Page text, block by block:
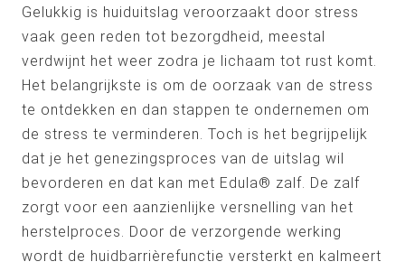
Gelukkig is huiduitslag veroorzaakt door stress
vaak geen reden tot bezorgdheid, meestal
verdwijnt het weer zodra je lichaam tot rust komt.
Het belangrijkste is om de oorzaak van de stress
te ontdekken en dan stappen te ondernemen om
de stress te verminderen. Toch is het begrijpelijk
dat je het genezingsproces van de uitslag wil
bevorderen en dat kan met Edula® zalf. De zalf
zorgt voor een aanzienlijke versnelling van het
herstelproces. Door de verzorgende werking
wordt de huidbarrièrefunctie versterkt en kalmeert